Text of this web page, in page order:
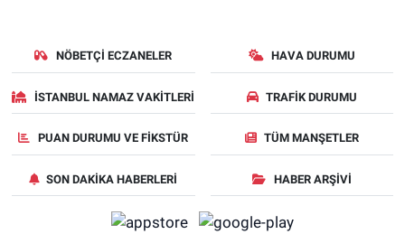
NÖBETÇI ECZANELER HAVA DURUMU
İSTANBUL NAMAZ VAKITLERI TRAFIK DURUMU
PUAN DURUMU VE FIKSTÜR TÜM MANŞETLER
SON DAKIKA HABERLERI HABER ARŞIVI